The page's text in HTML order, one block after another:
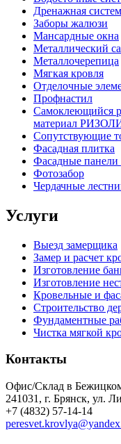
Дренажная
Заборы жалюзи
Мансардные окна
Металлический
Металлочерепица
Мягкая кровля
Отделочные
Профнастил
Самоклеющийся
материал
Сопутствующие
Фасадная плитка
Фасадные
Фотозабор
Чердачные
Услуги
Выезд замерщика
Замер и расчет
Изготовление
Изготовление
Кровельные и
Строительство
Фундаментные
Чистка мягкой
Контакты
Офис/Склад в
241031, г. Брянск, ул.
+7 (4832) 57-14-14